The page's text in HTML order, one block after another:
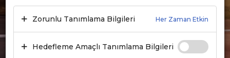
Zorunlu Tanımlama Bilgileri Her Zaman Etkin
Hedefleme Amaçlı Tanımlama Bilgileri